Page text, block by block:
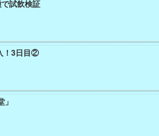
試飲検証
！3日目②